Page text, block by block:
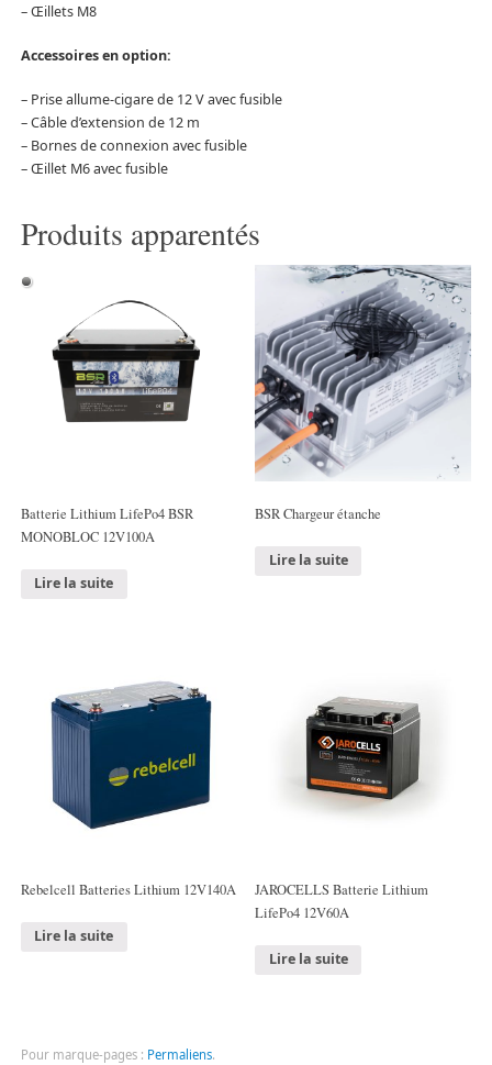
– Œillets M8
Accessoires en option:
– Prise allume-cigare de 12 V avec fusible
– Câble d’extension de 12 m
– Bornes de connexion avec fusible
– Œillet M6 avec fusible
Produits apparentés
Batterie Lithium LifePo4 BSR
MONOBLOC 12V100A
Lire la suite
BSR Chargeur étanche
Lire la suite
Rebelcell Batteries Lithium 12V140A
Lire la suite
JAROCELLS Batterie Lithium
LifePo4 12V60A
Lire la suite
Pour marque-pages : Permaliens.